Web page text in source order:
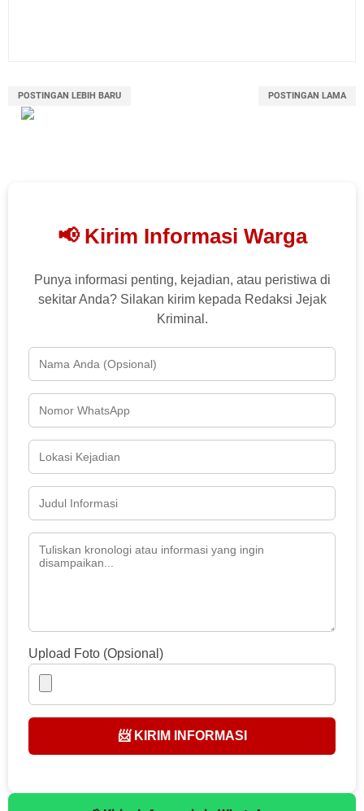
POSTINGAN LEBIH BARU POSTINGAN LAMA
📢 Kirim Informasi Warga
Punya informasi penting, kejadian, atau peristiwa di
sekitar Anda? Silakan kirim kepada Redaksi Jejak
Kriminal.
Upload Foto (Opsional)
📨 KIRIM INFORMASI